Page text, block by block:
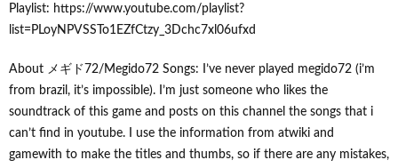
Playlist: https://www.youtube.com/playlist?
list=PLoyNPVSSTo1EZfCtzy_3Dchc7xl06ufxd
About メギド72/Megido72 Songs: I’ve never played megido72 (i’m
from brazil, it’s impossible). I’m just someone who likes the
soundtrack of this game and posts on this channel the songs that i
can’t find in youtube. I use the information from atwiki and
gamewith to make the titles and thumbs, so if there are any mistakes,